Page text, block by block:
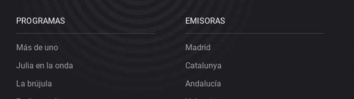
PROGRAMAS
Más de uno
Julia en la onda
La brújula
EMISORAS
Madrid
Catalunya
Andalucía